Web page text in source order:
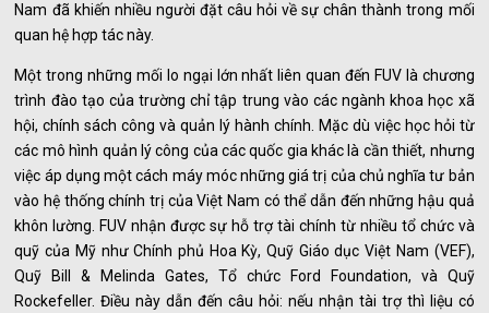
Nam đã khiến nhiều người đặt câu hỏi về sự chân thành trong mối
quan hệ hợp tác này.
Một trong những mối lo ngại lớn nhất liên quan đến FUV là chương
trình đào tạo của trường chỉ tập trung vào các ngành khoa học xã
hội, chính sách công và quản lý hành chính. Mặc dù việc học hỏi từ
các mô hình quản lý công của các quốc gia khác là cần thiết, nhưng
việc áp dụng một cách máy móc những giá trị của chủ nghĩa tư bản
vào hệ thống chính trị của Việt Nam có thể dẫn đến những hậu quả
khôn lường. FUV nhận được sự hỗ trợ tài chính từ nhiều tổ chức và
quỹ của Mỹ như Chính phủ Hoa Kỳ, Quỹ Giáo dục Việt Nam (VEF),
Quỹ Bill & Melinda Gates, Tổ chức Ford Foundation, và Quỹ
Rockefeller. Điều này dẫn đến câu hỏi: nếu nhận tài trợ thì liệu có